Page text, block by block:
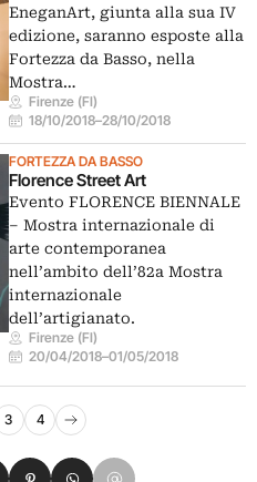
EneganArt, giunta alla sua IV
edizione, saranno esposte alla
Fortezza da Basso, nella
Mostra…
Firenze (FI)
18/10/2018–28/10/2018
FORTEZZA DA BASSO
Florence Street Art
Evento FLORENCE BIENNALE
– Mostra internazionale di
arte contemporanea
nell’ambito dell’82a Mostra
internazionale
dell’artigianato.
Firenze (FI)
20/04/2018–01/05/2018
3 4
Pagina successiva
su Xsu LinkedIn
Condividi su Pinterest
Condividi su WhatsApp
Condividi su Email